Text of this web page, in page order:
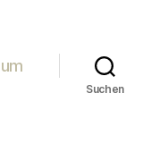
Suchen